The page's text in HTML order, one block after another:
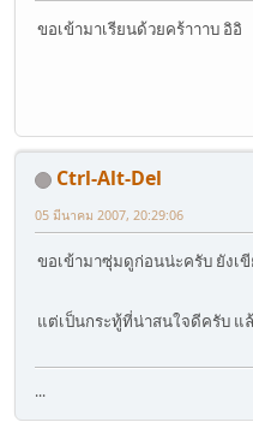
ขอเข้ามาเรียนด้วยคร้าาาบ อิอิ
Ctrl-Alt-Del
05 มีนาคม 2007, 20:29:06
ขอเข้ามาซุ่มดูก่อนน่ะครับ ยังเขี
แต่เป็นกระทู้ที่น่าสนใจดีครับ แ
...